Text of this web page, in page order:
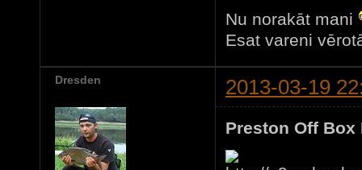
Nu norakāt mani
Esat vareni
Dresden 2013-03-19
Preston Off